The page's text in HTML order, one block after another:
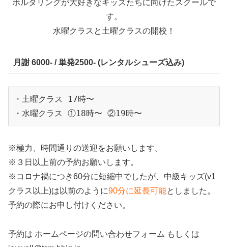
ボルダリングが大好きなキッズたちに向けたスクールで
す。
水曜クラスと土曜クラスの開校！
月謝 6000- / 単発2500- (レンタルシューズ込み)
・土曜クラス 17時〜
・水曜クラス ①18時〜 ②19時〜
※極力、時間通りの送迎をお願いします。
※３日以上前の予約お願いします。
※コロナ禍につき60分に短縮中でしたが、中級キッズ(v1
クラス以上)は以前のように90分に延長可能としました。
予約の際にお申し付けください。
予約は ホームページの問い合わせフォーム もしくは